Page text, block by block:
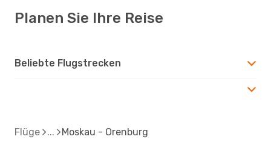
Planen Sie Ihre Reise
Beliebte Flugstrecken
Flüge Moskau - Orenburg